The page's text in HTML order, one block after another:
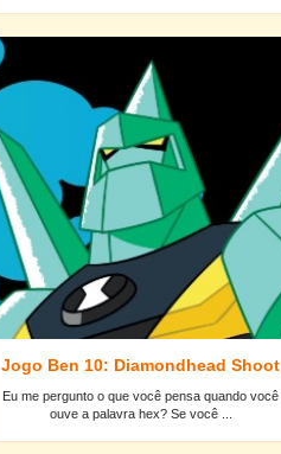
Jogo Ben 10: Diamondhead Shoot
Eu me pergunto o que você pensa quando você
ouve a palavra hex? Se você ...